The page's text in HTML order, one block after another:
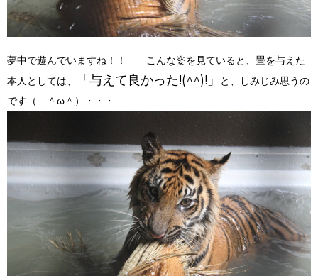
夢中で遊んでいますね！！ こんな姿を見ていると、畳を与えた
本人としては、
「与えて良かった!(^^)!」
と、しみじみ思うの
です（ ＾ω＾）・・・